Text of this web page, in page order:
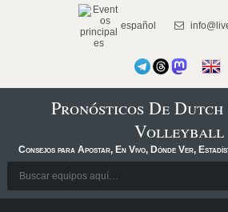
español
Pronósticos De Dutch
Volleyball
Consejos para Apostar, En Vivo, Dónde Ver,